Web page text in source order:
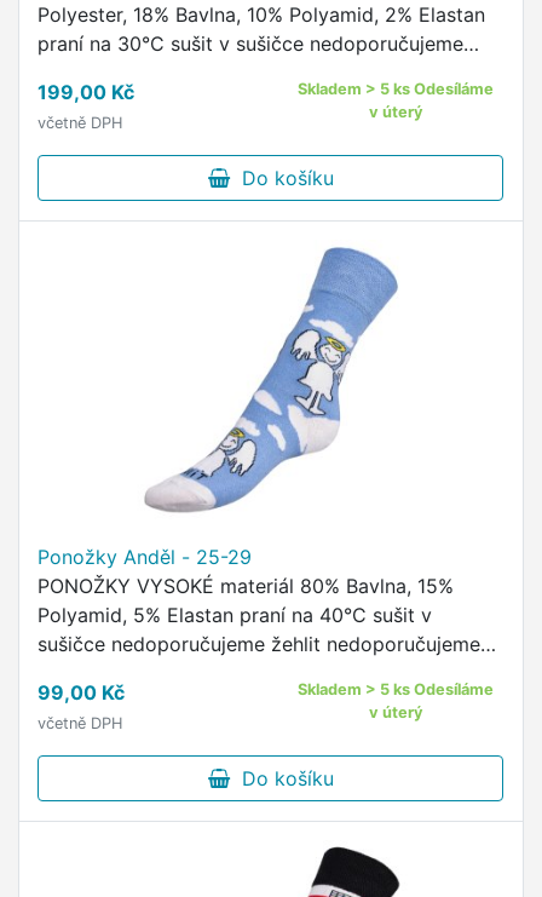
Polyester, 18% Bavlna, 10% Polyamid, 2% Elastan
praní na 30°C sušit v sušičce nedoporučujeme
oblíbeným motivem Disney …
199,00 Kč
včetně DPH
Skladem > 5 ks Odesíláme
v úterý
Do košíku
Ponožky Anděl - 25-29
PONOŽKY VYSOKÉ materiál 80% Bavlna, 15%
Polyamid, 5% Elastan praní na 40°C sušit v
sušičce nedoporučujeme žehlit nedoporučujeme
originálním vzorem od českého …
99,00 Kč
včetně DPH
Skladem > 5 ks Odesíláme
v úterý
Do košíku